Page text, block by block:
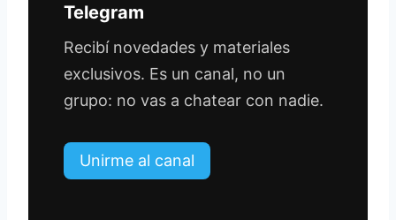
Telegram
Recibí novedades y materiales
exclusivos. Es un canal, no un
grupo: no vas a chatear con nadie.
Unirme al canal